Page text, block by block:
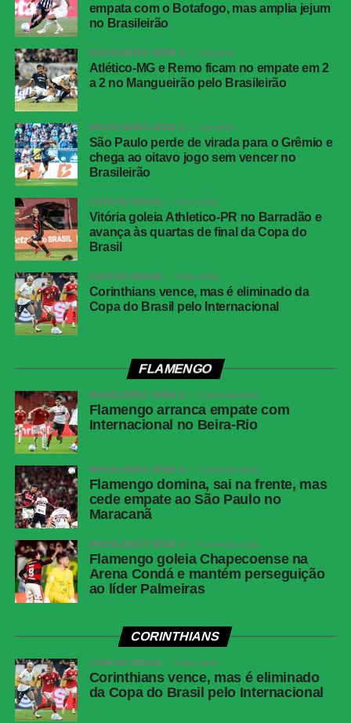
adversária. A pressão surtiu efeito aos 12 minutos.
Serna recebeu pela esquerda, cortou para o meio e fez o
cruzamento na direção da segunda trave. Ignácio
apareceu livre e cabeceou no canto. A bola ainda bateu
na trave antes de entrar, deixando o placar igualado.
O Botafogo teve uma boa oportunidade de retomar a
vantagem pouco depois. Montoro encontrou Villalba com
um passe de trivela, mas o atacante finalizou fraco,
facilitando a defesa de Fábio.
O Fluminense também ficou perto da virada aos 21
minutos. Nonato recebeu livre dentro da área e bateu
forte, mas Warleson fez uma defesa inusitada com a
cabeça e evitou o segundo gol tricolor.
Na reta final, os dois goleiros voltaram a trabalhar. Aos 25
força da entrada da área, obrigando Fábio a fazer uma
rasteiro e Montoro tentou de fora da área, mas o goleiro
do Fluminense apareceu novamente.
São Paulo perde de virada para o Grêmio e
chega ao oitavo jogo sem vencer no Brasileirão
Sem novas mudanças no placar, o clássico terminou
empatado em 1 a 1.
Próximos jogos
Competição:Copa Sul-Americana – oitavas de final (ida)
Data e horário:13.08 (quinta-feira), às 21h30 (de
Brasília)
Local:Estádio Inca Garcilaso de la Vega
empata com o Botafogo, mas amplia jejum
no Brasileirão
BRASILEIRÃO SÉRIE A 1 dia atrás
Atlético-MG e Remo ficam no empate em 2
a 2 no Mangueirão pelo Brasileirão
BRASILEIRÃO SÉRIE A 1 dia atrás
São Paulo perde de virada para o Grêmio e
chega ao oitavo jogo sem vencer no
Brasileirão
COPA DO BRASIL 3 dias atrás
Vitória goleia Athletico-PR no Barradão e
avança às quartas de final da Copa do
Brasil
COPA DO BRASIL 3 dias atrás
Corinthians vence, mas é eliminado da
Copa do Brasil pelo Internacional
FLAMENGO
BRASILEIRÃO SÉRIE A 2 semanas atrás
Flamengo arranca empate com
Internacional no Beira-Rio
BRASILEIRÃO SÉRIE A 2 semanas atrás
Flamengo domina, sai na frente, mas
cede empate ao São Paulo no
Maracanã
BRASILEIRÃO SÉRIE A 3 semanas atrás
Flamengo goleia Chapecoense na
Arena Condá e mantém perseguição
ao líder Palmeiras
CORINTHIANS
COPA DO BRASIL 3 dias atrás
Corinthians vence, mas é eliminado
da Copa do Brasil pelo Internacional